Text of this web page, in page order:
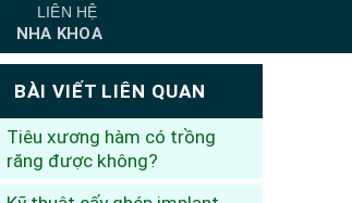
LIÊN HỆ
NHA KHOA
BÀI VIẾT LIÊN QUAN
Tiêu xương hàm có trồng
răng được không?